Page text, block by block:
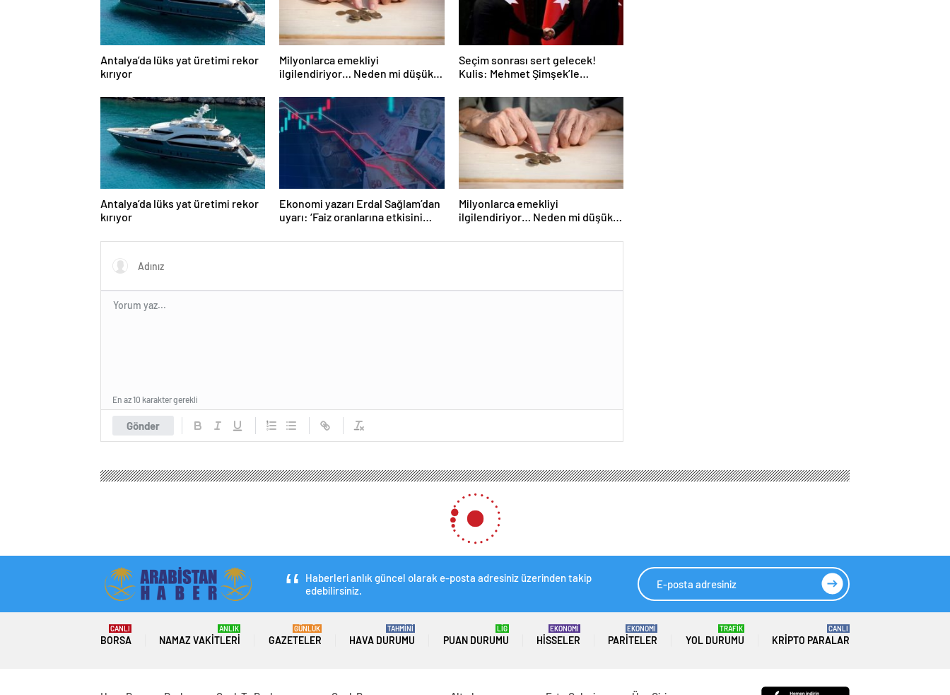
Antalya’da lüks yat üretimi rekor
kırıyor
Milyonlarca emekliyi
ilgilendiriyor… Neden mi düşük
anlattı
Seçim sonrası sert gelecek!
Kulis: Mehmet Şimşek’le
tartışması
Antalya’da lüks yat üretimi rekor
kırıyor
Ekonomi yazarı Erdal Sağlam’dan
uyarı: ‘Faiz oranlarına etkisini
Milyonlarca emekliyi
ilgilendiriyor… Neden mi düşük
anlattı
Gönder
En az 10 karakter gerekli
Döviz yatırımcısı dikkat… 1 dolar 30 TL oldu, Euro 33’ü geçti! Dolar ve Euro ne kadar oldu? 11 Ocak 2024 döviz fiyatları
Döviz yatırımcısı dikkat… 1 dolar 30 TL oldu, Euro 33’ü geçti!
Dolar ve Euro ne kadar oldu? 11 Ocak 2024 döviz fiyatları